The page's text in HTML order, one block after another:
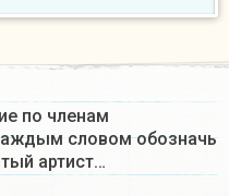
по членам
словом обозначь
артист…